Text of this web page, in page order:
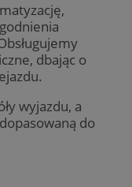
dbając o
wyjazdu, a
do